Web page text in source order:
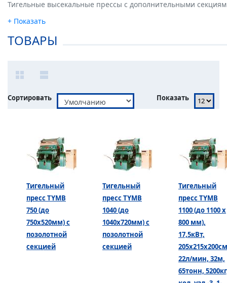
Тигельные высекальные прессы c дополнительными
ТОВАРЫ
Сортировать Показать
Тигельный
пресс TYMB
750 (до
750х520мм) с
позолотной
секцией
Тигельный
пресс TYMB
1040 (до
1040х720мм) с
позолотной
секцией
Тигельный
пресс TYMB
1100 (до 1100 х
800 мм),
17,5кВт,
22л/мин, 32м,
65тонн,